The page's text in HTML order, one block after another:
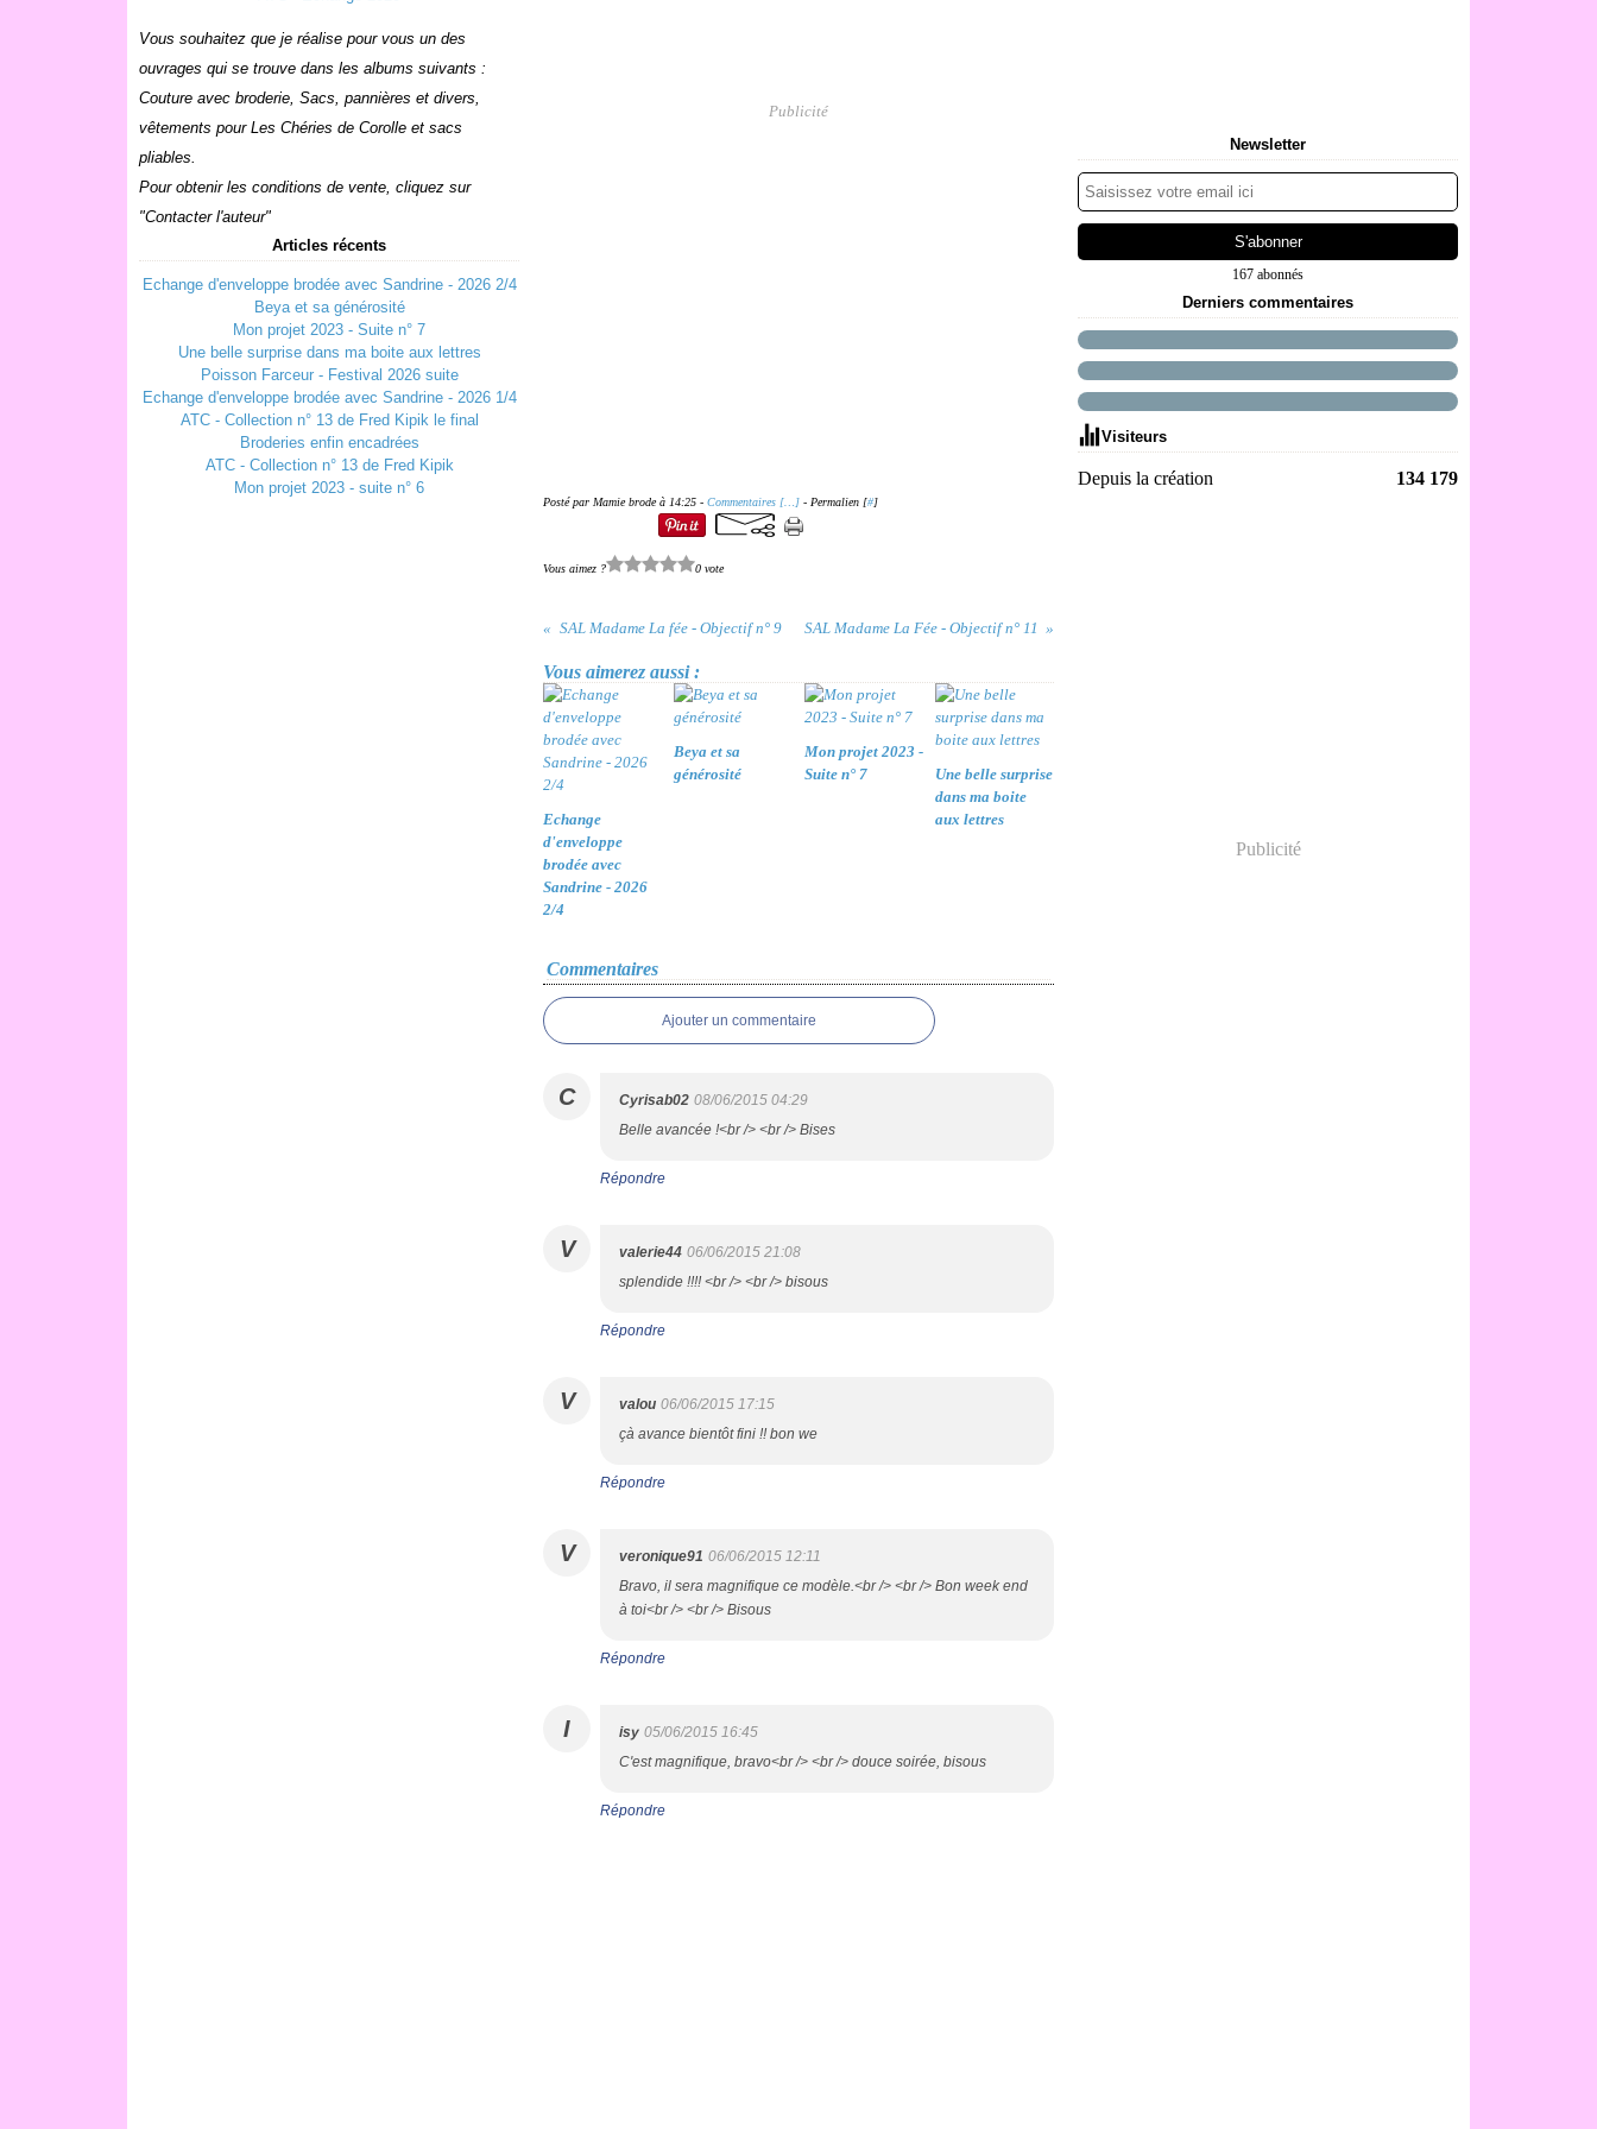
Vous souhaitez que je réalise pour vous un des
ouvrages qui se trouve dans les albums suivants :
Couture avec broderie, Sacs, pannières et divers,
vêtements pour Les Chéries de Corolle et sacs
pliables.
Pour obtenir les conditions de vente, cliquez sur
"Contacter l'auteur"
Articles récents
Echange d'enveloppe brodée avec Sandrine - 2026 2/4
Beya et sa générosité
Mon projet 2023 - Suite n° 7
Une belle surprise dans ma boite aux lettres
Poisson Farceur - Festival 2026 suite
Echange d'enveloppe brodée avec Sandrine - 2026 1/4
ATC - Collection n° 13 de Fred Kipik le final
Broderies enfin encadrées
ATC - Collection n° 13 de Fred Kipik
Mon projet 2023 - suite n° 6
Publicité
Posté par Mamie brode à 14:25 - Commentaires [ ] - Permalien [#]
Vous aimez ? 0 vote
SAL Madame La fée - Objectif n° 9 SAL Madame La Fée - Objectif n° 11
Vous aimerez aussi :
Echange
d'enveloppe
brodée avec
Sandrine - 2026
2/4
Beya et sa
générosité
Mon projet 2023 -
Suite n° 7
Une belle surprise
dans ma boite
aux lettres
Commentaires
Ajouter un commentaire
C Cyrisab02 08/06/2015 04:29
Belle avancée !<br /> <br /> Bises
Répondre
V valerie44 06/06/2015 21:08
splendide !!!! <br /> <br /> bisous
Répondre
V valou 06/06/2015 17:15
çà avance bientôt fini !! bon we
Répondre
V veronique91 06/06/2015 12:11
Bravo, il sera magnifique ce modèle.<br /> <br /> Bon week end
à toi<br /> <br /> Bisous
Répondre
I isy 05/06/2015 16:45
C'est magnifique, bravo<br /> <br /> douce soirée, bisous
Répondre
Newsletter
167 abonnés
Derniers commentaires
Visiteurs
Depuis la création 134 179
Publicité